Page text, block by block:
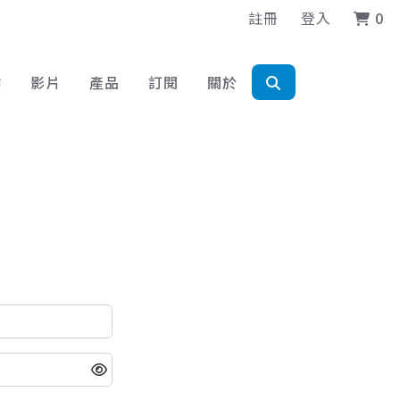
註冊 登入 0
影片 產品 訂閱 關於